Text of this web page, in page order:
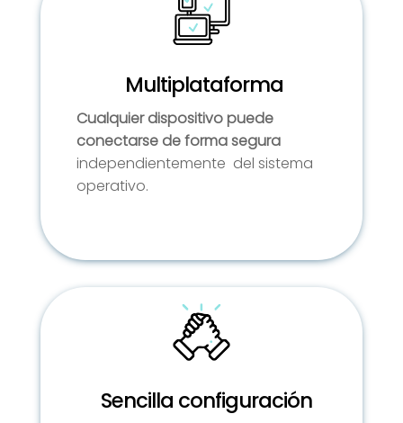
Multiplataforma
Cualquier dispositivo puede
conectarse de forma segura
independientemente del sistema
operativo.
Sencilla configuración